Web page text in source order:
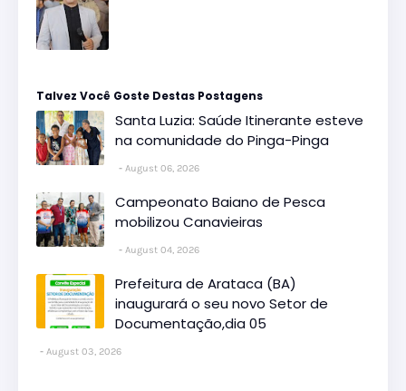
Talvez Você Goste Destas Postagens
Santa Luzia: Saúde Itinerante esteve
na comunidade do Pinga-Pinga
August 06, 2026
Campeonato Baiano de Pesca
mobilizou Canavieiras
August 04, 2026
Prefeitura de Arataca (BA)
inaugurará o seu novo Setor de
Documentação,dia 05
August 03, 2026